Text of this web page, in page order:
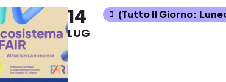
14
LUG
(Tutto Il Giorno: